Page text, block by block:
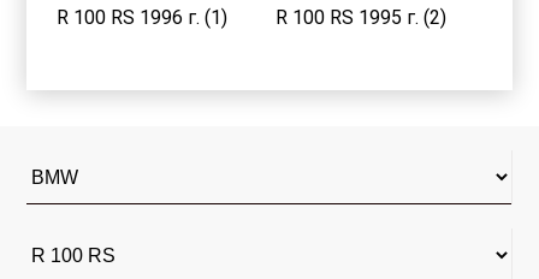
R 100 RS 1996 г. (1) R 100 RS 1995 г. (2)